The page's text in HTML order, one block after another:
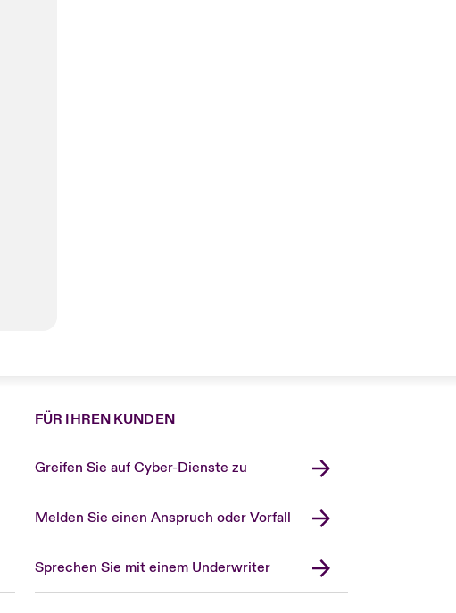
FÜR IHREN KUNDEN
Greifen Sie auf Cyber-Dienste zu
Melden Sie einen Anspruch oder Vorfall
Sprechen Sie mit einem Underwriter